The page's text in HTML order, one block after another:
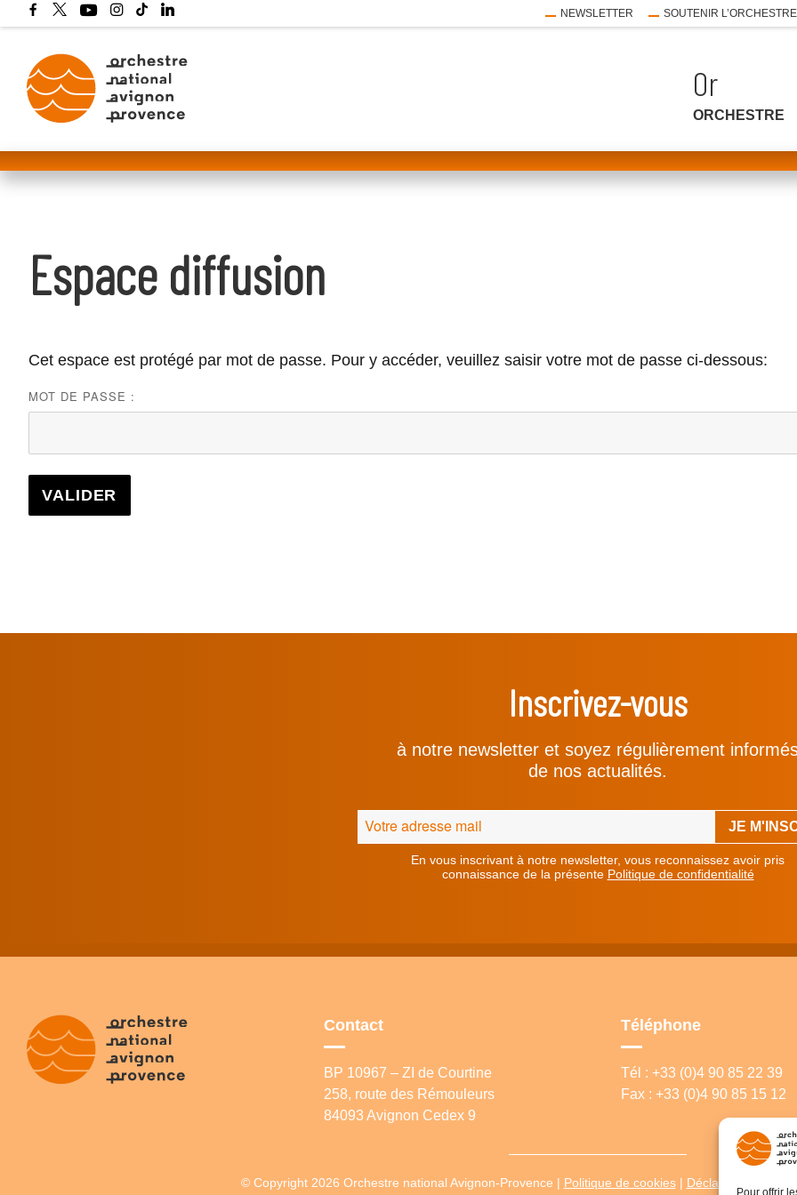
Pour offrir
NEWSLETTER SOUTENIR L’ORCHESTRE
ORCHESTRE
ouvrir
menu
Espace diffusion
Cet espace est protégé par mot de passe. Pour y accéder, veuillez saisir votre mot de passe ci-dessous:
MOT DE PASSE :
Inscrivez-vous
à notre newsletter et soyez régulièrement
de nos actualités.
En vous inscrivant à notre newsletter, vous reconnaissez avoir pris
connaissance de la présente Politique de confidentialité
Contact
BP 10967 – ZI de Courtine
258, route des Rémouleurs
84093 Avignon Cedex 9
Téléphone
Tél : +33 (0)4 90 85 22 39
Fax : +33 (0)4 90 85 15 12
© Copyright 2026 Orchestre national Avignon-Provence | Politique de cookies| Déclaration de